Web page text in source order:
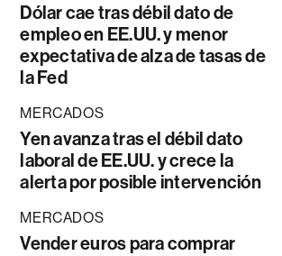
Dólar cae tras débil dato de
empleo en EE.UU. y menor
expectativa de alza de tasas de
la Fed
MERCADOS
Yen avanza tras el débil dato
laboral de EE.UU. y crece la
alerta por posible intervención
MERCADOS
Vender euros para comprar